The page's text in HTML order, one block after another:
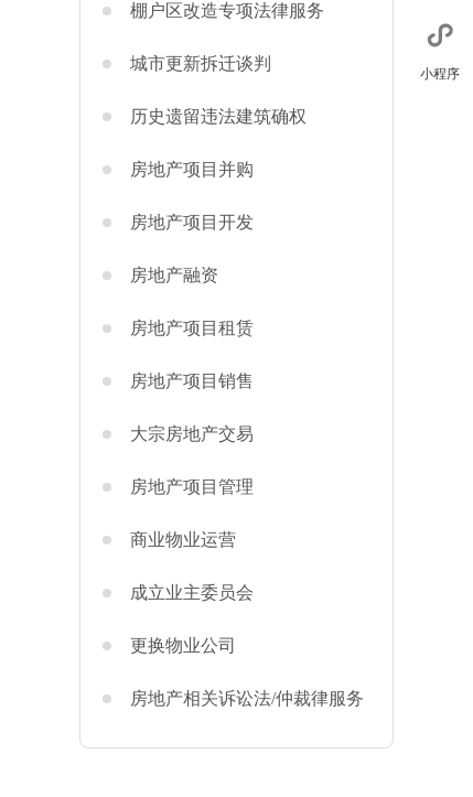
棚户区改造专项法律服务
城市更新拆迁谈判
历史遗留违法建筑确权
房地产项目并购
房地产项目开发
房地产融资
房地产项目租赁
房地产项目销售
大宗房地产交易
房地产项目管理
商业物业运营
成立业主委员会
更换物业公司
房地产相关诉讼法/仲裁律服务
小程序